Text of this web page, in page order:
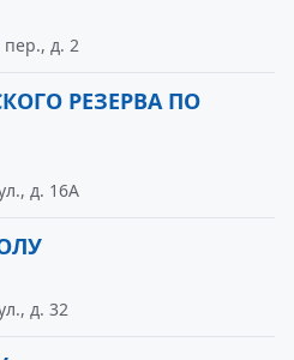
д. 2
РЕЗЕРВА ПО
д. 16А
д. 32